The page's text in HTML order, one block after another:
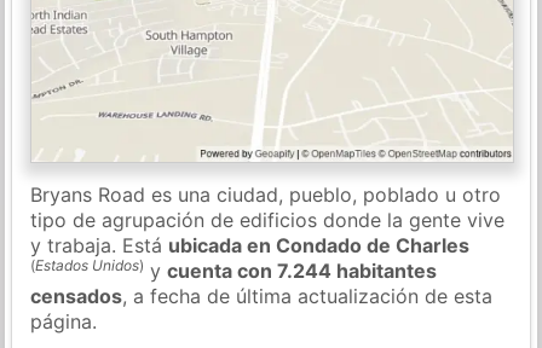
Bryans Road es una ciudad, pueblo, poblado u otro
tipo de agrupación de edificios donde la gente vive
y trabaja. Está ubicada en Condado de Charles
(Estados Unidos) ycuenta con 7.244 habitantes
censados, a fecha de última actualización de esta
página.